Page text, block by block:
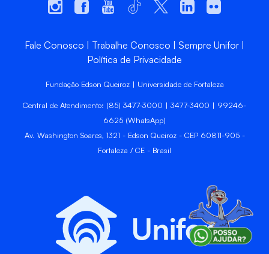
Fale Conosco Trabalhe Conosco
Sempre Unifor
Política de Privacidade
Fundação Edson Queiroz | Universidade de Fortaleza
Central de Atendimento: (85) 3477-3000 | 3477-3400 | 99246-
6625 (WhatsApp)
Av. Washington Soares, 1321 - Edson Queiroz - CEP 60811-905 -
Fortaleza / CE - Brasil